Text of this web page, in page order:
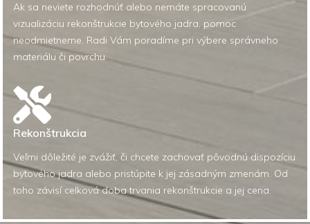
Ak sa neviete rozhodnúť alebo nemáte spracovanú
vizualizáciu rekonštrukcie bytového jadra, pomoc
neodmietneme. Radi Vám poradíme pri výbere správneho
materiálu či povrchu.
Rekonštrukcia
Veľmi dôležité je zvážiť, či chcete zachovať pôvodnú dispozíciu
bytového jadra alebo pristúpite k jej zásadným zmenám. Od
toho závisí celková doba trvania rekonštrukcie a jej cena.